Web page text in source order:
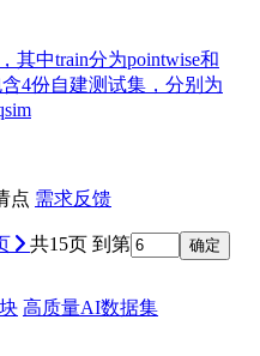
其中train分为pointwise和
4份自建测试集，分别为
点 需求反馈
共15页 到第 确定
高质量AI数据集